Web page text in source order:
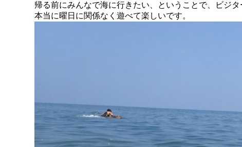
帰る前にみんなで海に行きたい、ということで、ビジタ
本当に曜日に関係なく遊べて楽しいです。